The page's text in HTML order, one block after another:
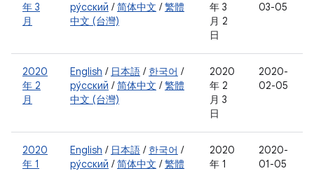
年 3
月
ру́сский /简体中文 /繁體
中文 (台灣)
年 3
月 2
日
03-05
2020
年 2
月
English / 日本語 / 한국어 /
ру́сский /简体中文 /繁體
中文 (台灣)
2020
年 2
月 3
日
2020-
02-05
2020
年 1
English / 日本語 / 한국어 /
ру́сский /简体中文 /繁體
2020
年 1
2020-
01-05